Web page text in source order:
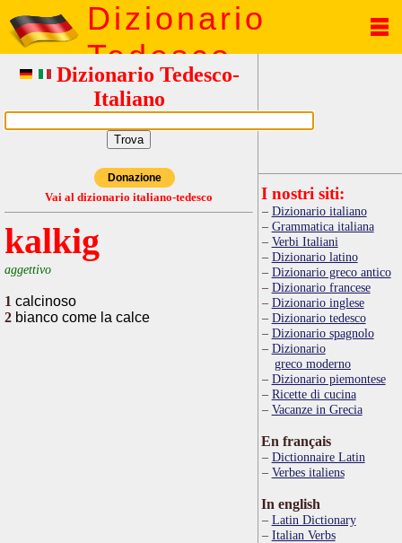
Dizionario
Tedesco
Dizionario Tedesco-
Italiano
Donazione
Vai al dizionario italiano-tedesco
kalkig
aggettivo
1 calcinoso
2 bianco come la calce
I nostri siti:
Dizionario italiano
Grammatica italiana
Verbi Italiani
Dizionario latino
Dizionario greco antico
Dizionario francese
Dizionario inglese
Dizionario tedesco
Dizionario spagnolo
Dizionario
greco moderno
Dizionario piemontese
Ricette di cucina
Vacanze in Grecia
En français
Dictionnaire Latin
Verbes italiens
In english
Latin Dictionary
Italian Verbs